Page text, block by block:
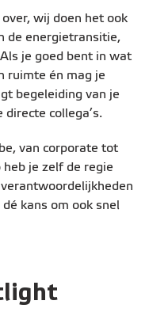
wij doen het ook
de energietransitie,
je goed bent in wat
ruimte én mag je
begeleiding van je
collega’s.
van corporate tot
je zelf de regie
kans om ook snel